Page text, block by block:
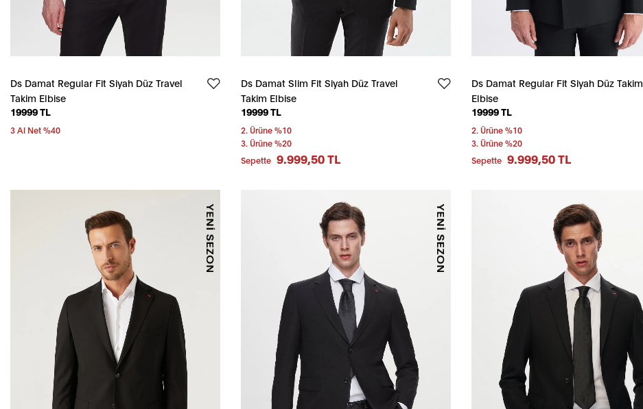
Ds Damat Regular Fit Siyah Düz Travel
Takim Elbise
19999 TL
3 Al Net %40
Ds Damat Slim Fit Siyah Düz Travel
Takim Elbise
19999 TL
2. Ürüne %10
3. Ürüne %20
Sepette 9.999,50 TL
Ds Damat Regular Fit Siyah Düz Takim
Elbise
19999 TL
2. Ürüne %10
3. Ürüne %20
Sepette 9.999,50 TL